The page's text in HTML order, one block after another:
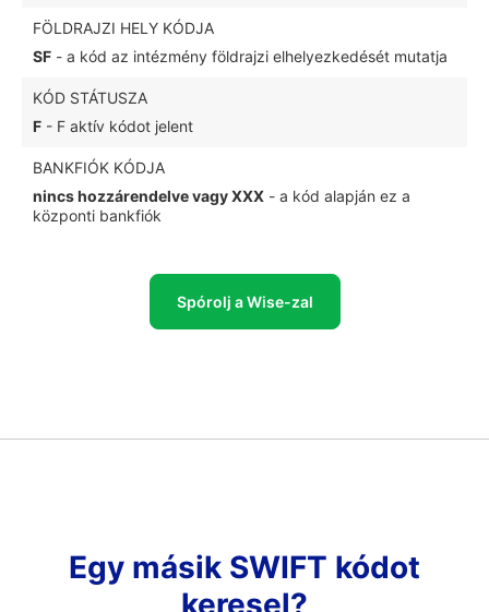
FÖLDRAJZI HELY KÓDJA
SF - a kód az intézmény földrajzi elhelyezkedését mutatja
KÓD STÁTUSZA
F - F aktív kódot jelent
BANKFIÓK KÓDJA
nincs hozzárendelve vagy XXX - a kód alapján ez a
központi bankfiók
Spórolj a Wise-zal
Egy másik SWIFT kódot
keresel?